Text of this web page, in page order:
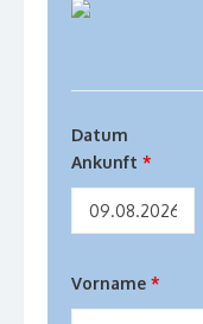
Datum
Ankunft *
Vorname *